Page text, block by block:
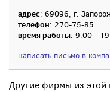
адрес: 69096, г.
телефон: 270-75-85
время работы: 9:00 -
написать письмо в
Другие фирмы из этой